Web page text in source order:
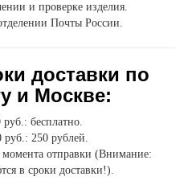
и проверке изделия.
Почты России.
доставки по
и Москве:
бесплатно.
руб.: 250 рублей.
отправки (Внимание:
в сроки доставки!).